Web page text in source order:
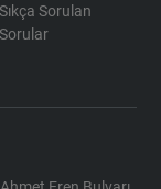
Sıkça Sorulan
Sorular